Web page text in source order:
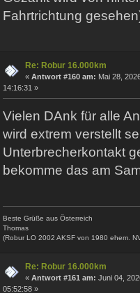
Fahrtrichtung
Re: Robur 16.000km
« Antwort #160 am: Mai 28,
14:16:31 »
Vielen DAnk für alle
wird extrem verstellt
Unterbrecherkontakt
bekomme das am
Beste Grüße aus Österreich
Thomas
(Robur LO 2002 AKSF von 1980 ehem.
Re: Robur 16.000km
« Antwort #161 am: Juni 04,
05:52:58 »